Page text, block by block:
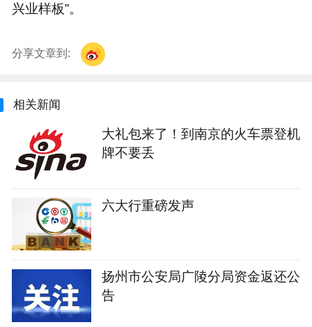
兴业样板”。
分享文章到:
相关新闻
大礼包来了！到南京的火车票登机
牌不要丢
六大行重磅发声
扬州市公安局广陵分局资金返还公
告